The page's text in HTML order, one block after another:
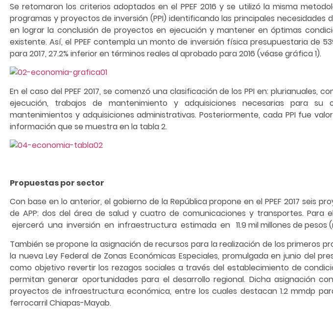
Se retomaron los criterios adoptados en el PPEF 2016 y se utilizó la misma
programas y proyectos de inversión (PPI) identificando las principales necesidades
en lograr la conclusión de proyectos en ejecución y mantener en óptimas
existente. Así, el PPEF contempla un monto de inversión física presupuestaria de
para 2017, 27.2% inferior en términos reales al aprobado para 2016 (véase gráfica 1).
En el caso del PPEF 2017, se comenzó una clasificación de los PPI en: plurianuales,
ejecución, trabajos de mantenimiento y adquisiciones necesarias para su
mantenimientos y adquisiciones administrativas. Posteriormente, cada PPI fue
información que se muestra en la tabla 2.
Propuestas por sector
Con base en lo anterior, el gobierno de la República propone en el PPEF 2017 seis
de APP: dos del área de salud y cuatro de comunicaciones y transportes.
ejercerá una inversión en infraestructura estimada en 11.9 mil millones de pesos
También se propone la asignación de recursos para la realización de los primeros
la nueva Ley Federal de Zonas Económicas Especiales, promulgada en junio del
como objetivo revertir los rezagos sociales a través del establecimiento de
permitan generar oportunidades para el desarrollo regional. Dicha asignación
proyectos de infraestructura económica, entre los cuales destacan 1.2 mmdp
ferrocarril Chiapas-Mayab.